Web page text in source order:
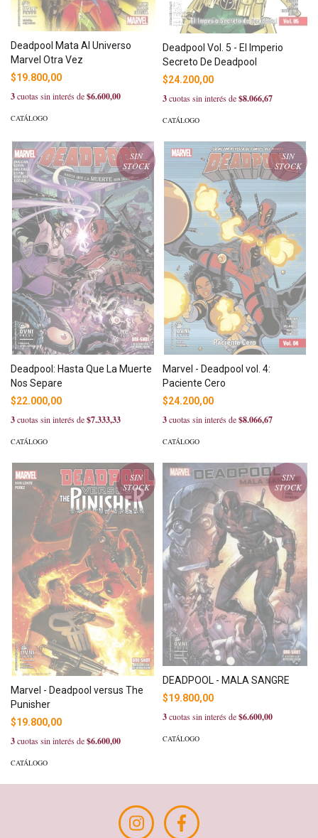
Deadpool Mata Al Universo
Marvel Otra Vez
$19.800,00
3cuotas sin interés de$6.600,00
CATÁLOGO
Deadpool Vol. 5 - El Imperio
Secreto De Deadpool
$24.200,00
3cuotas sin interés de$8.066,67
CATÁLOGO
SIN
STOCK
Deadpool: Hasta Que La Muerte
Nos Separe
$22.000,00
3cuotas sin interés de$7.333,33
CATÁLOGO
SIN
STOCK
Marvel - Deadpool vol. 4:
Paciente Cero
$24.200,00
3cuotas sin interés de$8.066,67
CATÁLOGO
SIN
STOCK
Marvel - Deadpool versus The
Punisher
$19.800,00
3cuotas sin interés de$6.600,00
CATÁLOGO
SIN
STOCK
DEADPOOL - MALA SANGRE
$19.800,00
3cuotas sin interés de$6.600,00
CATÁLOGO